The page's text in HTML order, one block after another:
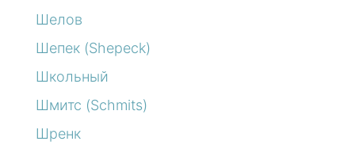
Шелов
Шепек (Shepeck)
Школьный
Шмитс (Schmits)
Шренк